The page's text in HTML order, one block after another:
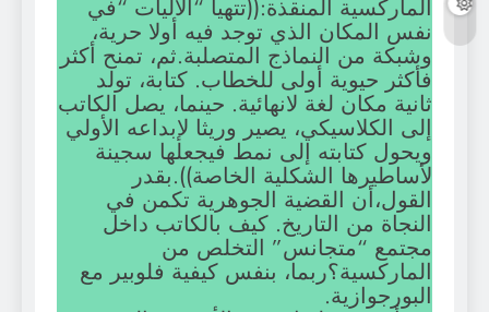
الماركسية المنقذة:((تتهيأ “الآليات “في
نفس المكان الذي توجد فيه أولا حرية،
وشبكة من النماذج المتصلبة.ثم، تمنح أكثر
فأكثر حيوية أولى للخطاب. كتابة، تولد
ثانية مكان لغة لانهائية. حينما، يصل الكاتب
إلى الكلاسيكي، يصير وريثا لإبداعه الأولي
ويحول كتابته إلى نمط فيجعلها سجينة
لأساطيرها الشكلية الخاصة)).بقدر
القول،أن القضية الجوهرية تكمن في
النجاة من التاريخ. كيف بالكاتب داخل
مجتمع “متجانس” التخلص من
الماركسية؟ربما، بنفس كيفية فلوبير مع
البورجوازية.